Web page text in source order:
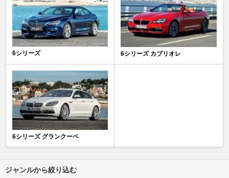
6シリーズ 6シリーズ カブリオレ
6シリーズ グランクーペ
ジャンルから絞り込む